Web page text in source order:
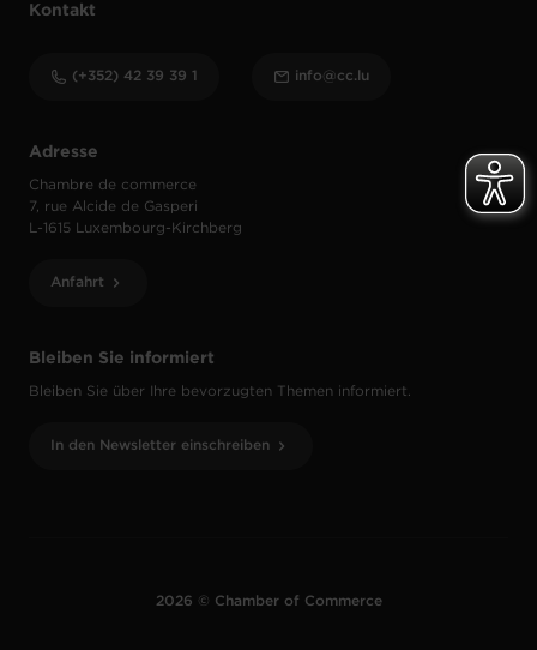
Bleiben Sie informiert
Bleiben Sie über Ihre bevorzugten Themen informiert.
In den Newsletter einschreiben
Adresse
Chambre de commerce
7, rue Alcide de Gasperi
L-1615 Luxembourg-Kirchberg
Anfahrt
Kontakt
(+352) 42 39 39 1 info@cc.lu
2026 © Chamber of Commerce